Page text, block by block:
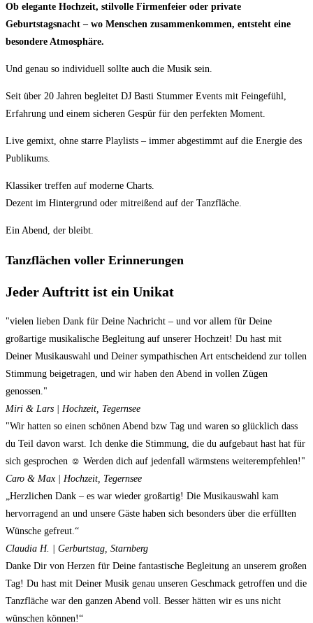
Ob elegante Hochzeit, stilvolle Firmenfeier oder private
Geburtstagsnacht – wo Menschen zusammenkommen, entsteht eine
besondere Atmosphäre.
Und genau so individuell sollte auch die Musik sein.
Seit über 20 Jahren begleitet DJ Basti Stummer Events mit Feingefühl,
Erfahrung und einem sicheren Gespür für den perfekten Moment.
Live gemixt, ohne starre Playlists – immer abgestimmt auf die Energie des
Publikums.
Klassiker treffen auf moderne Charts.
Dezent im Hintergrund oder mitreißend auf der Tanzfläche.
Ein Abend, der bleibt.
Tanzflächen voller Erinnerungen
Jeder Auftritt ist ein Unikat
"vielen lieben Dank für Deine Nachricht – und vor allem für Deine
großartige musikalische Begleitung auf unserer Hochzeit! Du hast mit
Deiner Musikauswahl und Deiner sympathischen Art entscheidend zur tollen
Stimmung beigetragen, und wir haben den Abend in vollen Zügen
genossen."
Miri & Lars | Hochzeit, Tegernsee
"Wir hatten so einen schönen Abend bzw Tag und waren so glücklich dass
du Teil davon warst. Ich denke die Stimmung, die du aufgebaut hast hat für
sich gesprochen ☺️ Werden dich auf jedenfall wärmstens weiterempfehlen!"
Caro & Max | Hochzeit, Tegernsee
„Herzlichen Dank – es war wieder großartig! Die Musikauswahl kam
hervorragend an und unsere Gäste haben sich besonders über die erfüllten
Wünsche gefreut.“
Claudia H. | Gerburtstag, Starnberg
Danke Dir von Herzen für Deine fantastische Begleitung an unserem großen
Tag! Du hast mit Deiner Musik genau unseren Geschmack getroffen und die
Tanzfläche war den ganzen Abend voll. Besser hätten wir es uns nicht
wünschen können!“